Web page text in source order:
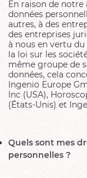
En raison de notre
données
autres, à des
des entreprises
à nous en vertu du
la loi sur les
même groupe de
données, cela
Ingenio Europe
Inc (USA),
(États-Unis) et
Quels sont mes
personnelles ?